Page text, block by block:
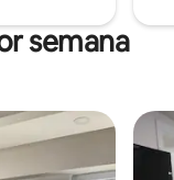
semana